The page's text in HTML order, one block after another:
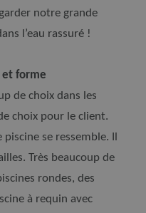
notre grande
l’eau rassuré !
et forme
de choix dans les
choix pour le client.
se ressemble. Il
Très beaucoup de
rondes, des
à requin avec